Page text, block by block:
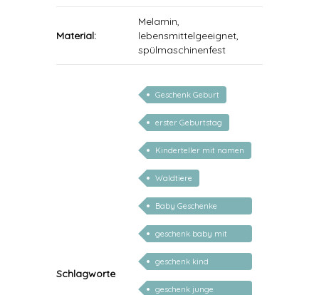
Material:
Melamin,
lebensmittelgeeignet,
spülmaschinenfest
Schlagworte
Geschenk Geburt
erster Geburtstag
Kinderteller mit namen
Waldtiere
Baby Geschenke
personalisierbar
geschenk baby mit
namen
geschenk kind
personalisiert
geschenk junge